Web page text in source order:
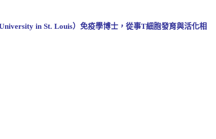
in St. Louis）免疫學博士，從事T細胞發育與活化相